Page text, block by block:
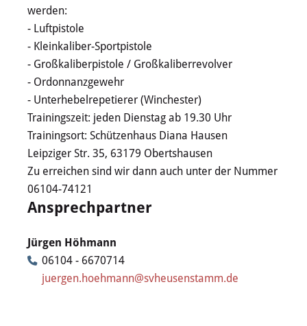
werden:
- Luftpistole
- Kleinkaliber-Sportpistole
- Großkaliberpistole / Großkaliberrevolver
- Ordonnanzgewehr
- Unterhebelrepetierer (Winchester)
Trainingszeit: jeden Dienstag ab 19.30 Uhr
Trainingsort: Schützenhaus Diana Hausen
Leipziger Str. 35, 63179 Obertshausen
Zu erreichen sind wir dann auch unter der Nummer
06104-74121
Ansprechpartner
Jürgen Höhmann
06104 - 6670714
juergen.hoehmann@svheusenstamm.de
Ausschreibungen
Karriere & Ausbildung
Steuern & Gebühren
Ehrungen
Haushalt
Sitzungsinfo
Gremien
Kinder- und Jugendparlament
Danke für die Anmeldung